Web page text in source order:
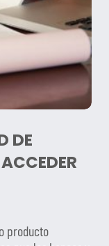
DE
producto